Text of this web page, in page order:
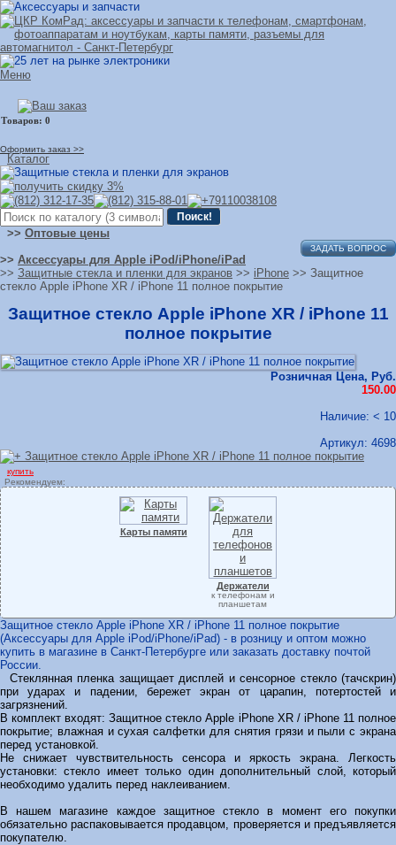
Меню
Оформить заказ >>
Каталог
>> Оптовые цены
ЗАДАТЬ ВОПРОС
>> Аксессуары для Apple iPod/iPhone/iPad
>> Защитные стекла и пленки для экранов >> iPhone >> Защитное
стекло Apple iPhone XR / iPhone 11 полное покрытие
Защитное стекло Apple iPhone XR / iPhone 11
полное покрытие
Розничная Цена, Руб.
150.00
Наличие: < 10
Артикул: 4698
купить
Рекомендуем:
Карты памяти
Держатели
к телефонам и
планшетам
Защитное стекло Apple iPhone XR / iPhone 11 полное покрытие
(Аксессуары для Apple iPod/iPhone/iPad) - в розницу и оптом можно
купить в магазине в Санкт-Петербурге или заказать доставку почтой
России.
Стеклянная пленка защищает дисплей и сенсорное стекло (тачскрин)
при ударах и падении, бережет экран от царапин, потертостей и
загрязнений.
В комплект входят: Защитное стекло Apple iPhone XR / iPhone 11 полное
покрытие; влажная и сухая салфетки для снятия грязи и пыли с экрана
перед установкой.
Не снижает чувствительность сенсора и яркость экрана. Легкость
установки: стекло имеет только один дополнительный слой, который
необходимо удалить перед наклеиванием.
В нашем магазине каждое защитное стекло в момент его покупки
обязательно распаковывается продавцом, проверяется и предъявляется
покупателю.